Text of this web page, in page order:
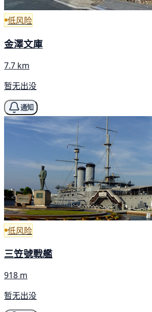
低风险
金澤文庫
7.7 km
暂无出没
通知
低风险
三笠號戰艦
918 m
暂无出没